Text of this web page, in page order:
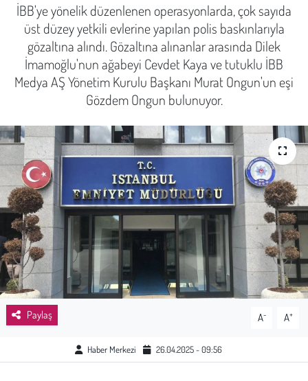
İBB'ye yönelik düzenlenen operasyonlarda, çok sayıda
üst düzey yetkili evlerine yapılan polis baskınlarıyla
gözaltına alındı. Gözaltına alınanlar arasında Dilek
İmamoğlu'nun ağabeyi Cevdet Kaya ve tutuklu İBB
Medya AŞ Yönetim Kurulu Başkanı Murat Ongun'un eşi
Gözdem Ongun bulunuyor.
Paylaş A- A+
Haber Merkezi 26.04.2025 - 09:56
Yerel Haberler
Eğitim
Sağlık
Emek
Spor
Çocuk
Kültür Sanat
Bilim - Teknoloji
İnsan Hakları
Hayvan Hakları
Haber Arşivi